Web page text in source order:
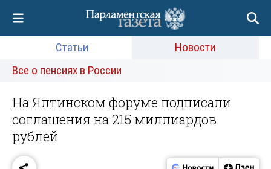
Статьи
Новости
Все о пенсиях в России
На Ялтинском форуме подписали
соглашения на 215 миллиардов
рублей